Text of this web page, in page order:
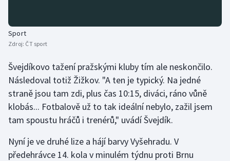
Sport
Zdroj: ČT sport
Švejdíkovo tažení pražskými kluby tím ale neskončilo.
Následoval totiž Žižkov. "A ten je typický. Na jedné
straně jsou tam zdi, plus čas 10:15, diváci, ráno vůně
klobás... Fotbalově už to tak ideální nebylo, zažil jsem
tam spoustu hráčů i trenérů," uvádí Švejdík.
Nyní je ve druhé lize a hájí barvy Vyšehradu. V
předehrávce 14. kola v minulém týdnu proti Brnu